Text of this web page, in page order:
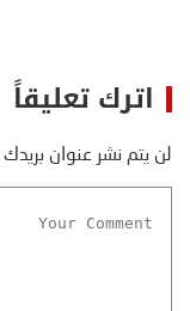
اترك تعليقاً
لن يتم نشر عنوان بريدك